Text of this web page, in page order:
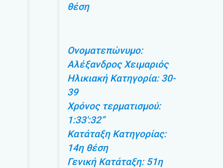
θέση
Ονοματεπώνυμο:
Αλέξανδρος Χειμαριός
Ηλικιακή Κατηγορία: 30-
39
Χρόνος τερματισμού:
1:33′:32”
Κατάταξη Κατηγορίας:
14η θέση
Γενική Κατάταξη: 51η